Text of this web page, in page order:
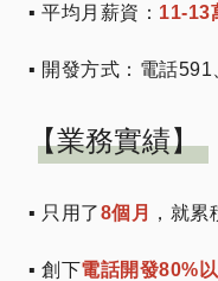
▪ 平均月薪資： 11-13
▪ 開發方式：電話
【業務實績】
▪ 只用了8個月 ，就累
▪ 創下電話開發80%